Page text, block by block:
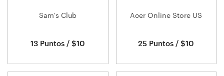
Sam's Club
13 Puntos / $10
Acer Online Store US
25 Puntos / $10